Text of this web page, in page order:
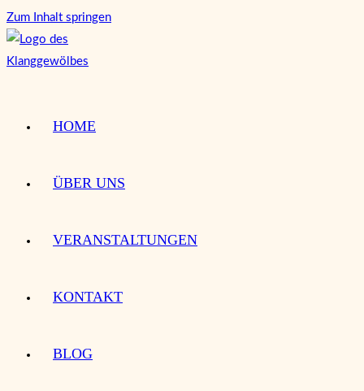
Zum Inhalt springen
HOME
ÜBER UNS
VERANSTALTUNGEN
KONTAKT
BLOG